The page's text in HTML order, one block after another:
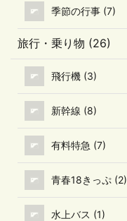
季節の行事 (7)
旅行・乗り物 (26)
飛行機 (3)
新幹線 (8)
有料特急 (7)
青春18きっぷ (2)
水上バス (1)